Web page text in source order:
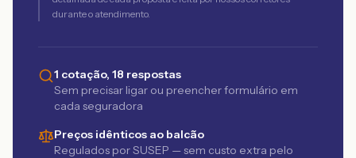
durante o atendimento.
1 cotação, 18 respostas
Sem precisar ligar ou preencher formulário em
cada seguradora
Preços idênticos ao balcão
Regulados por SUSEP — sem custo extra pelo